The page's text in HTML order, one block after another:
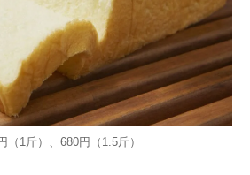
1斤）、680円（1.5斤）